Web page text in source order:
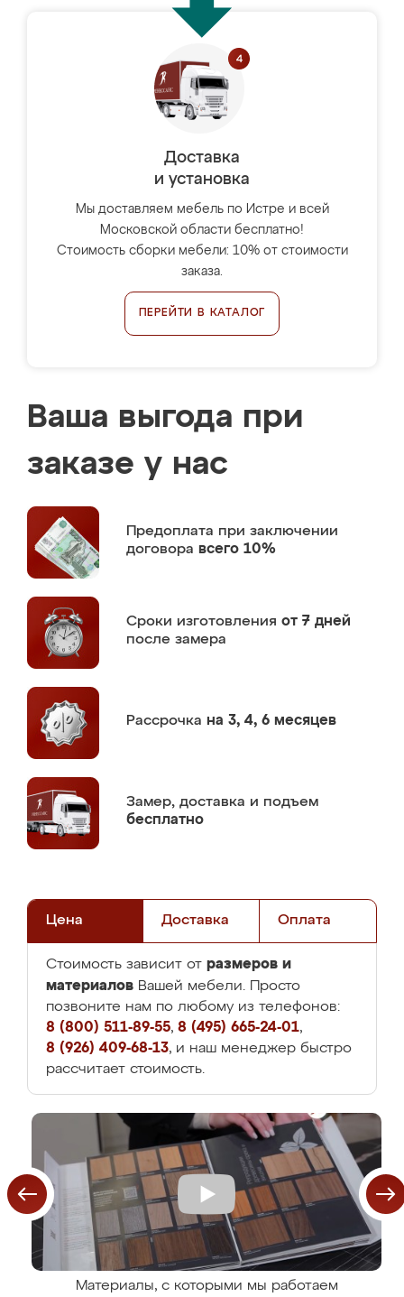
Доставка
и установка
Мы доставляем мебель по Истре и всей
Московской области бесплатно!
Стоимость сборки мебели: 10% от стоимости
заказа.
ПЕРЕЙТИ В КАТАЛОГ
Ваша выгода при
заказе у нас
Предоплата при заключении
договора всего 10%
Сроки изготовления от 7 дней
после замера
Рассрочка на 3, 4, 6 месяцев
Замер, доставка и подъем
бесплатно
Цена Доставка Оплата
Стоимость зависит от размеров и
материалов Вашей мебели. Просто
позвоните нам по любому из телефонов:
8 (800) 511-89-55, 8 (495) 665-24-01,
8 (926) 409-68-13, и наш менеджер быстро
рассчитает стоимость.
Материалы, с которыми мы работаем